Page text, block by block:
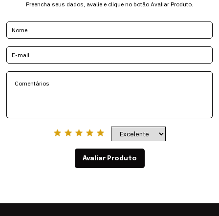
Preencha seus dados, avalie e clique no botão Avaliar Produto.
Avaliar Produto